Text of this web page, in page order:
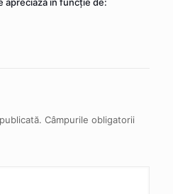
Câmpurile obligatorii